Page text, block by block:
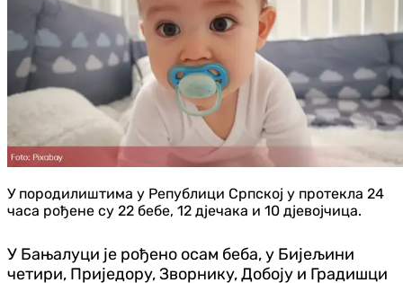
У породилиштима у Републици Српској у протекла 24
часа рођене су 22 бебе, 12 дјечака и 10 дјевојчица.
У Бањалуци је рођено осам беба, у Бијељини
четири, Приједору, Зворнику, Добоју и Градишци